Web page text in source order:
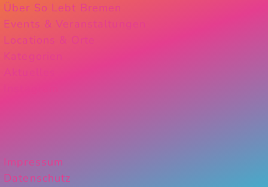
Über So Lebt Bremen
Events & Veranstaltungen
Locations & Orte
Kategorien
Impressum
Datenschutz